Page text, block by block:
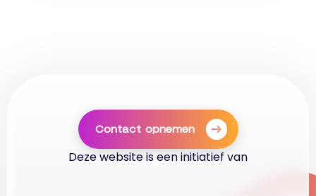
Contact opnemen
Deze website is een initiatief van